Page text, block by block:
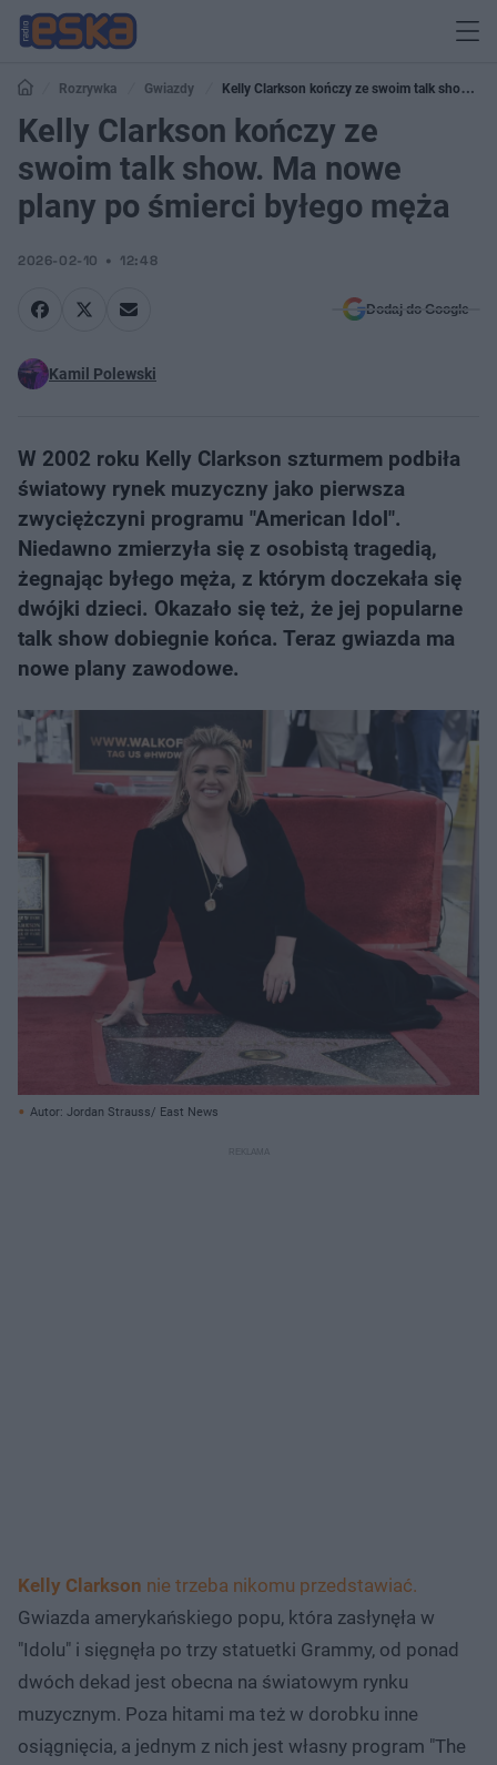
Rozrywka Gwiazdy
Kelly Clarkson kończy ze swoim talk show.
Ma nowe plany po śmierci byłego męża
Kelly Clarkson kończy ze
swoim talk show. Ma nowe
plany po śmierci byłego męża
2026-02-10 12:48
Dodaj do Google
Kamil Polewski
W 2002 roku Kelly Clarkson szturmem podbiła
światowy rynek muzyczny jako pierwsza
zwyciężczyni programu "American Idol".
Niedawno zmierzyła się z osobistą tragedią,
żegnając byłego męża, z którym doczekała się
dwójki dzieci. Okazało się też, że jej popularne
talk show dobiegnie końca. Teraz gwiazda ma
nowe plany zawodowe.
Autor: Jordan Strauss/ East News
Kelly Clarkson nie trzeba nikomu przedstawiać.
Gwiazda amerykańskiego popu, która zasłynęła w
"Idolu" i sięgnęła po trzy statuetki Grammy, od ponad
dwóch dekad jest obecna na światowym rynku
muzycznym. Poza hitami ma też w dorobku inne
osiągnięcia, a jednym z nich jest własny program "The